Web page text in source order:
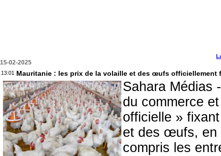
15-02-2025
13:01 Mauritanie : les prix de la volaille et des œufs officiellement
Sahara Médias
du commerce
officielle »
et des œufs, en
compris les